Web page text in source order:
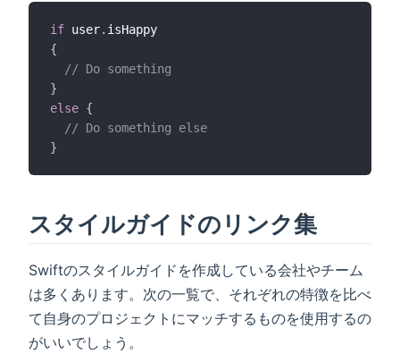
if user.
{
// Do something
}
else {
// Do something else
}
スタイルガイドのリンク集
Swiftのスタイルガイドを作成している会社やチーム
は多くあります。次の一覧で、それぞれの特徴を比べ
て自身のプロジェクトにマッチするものを使用するの
がいいでしょう。